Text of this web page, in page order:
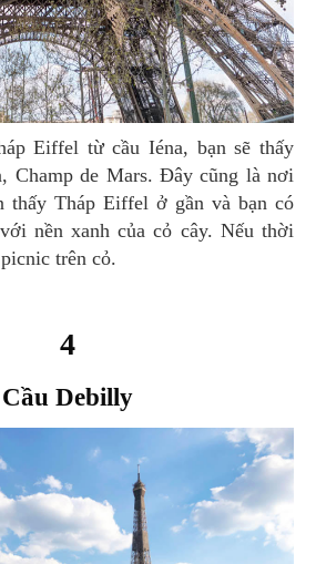
Champ de Mars. Đây cũng là nơi
thấy Tháp Eiffel ở gần và bạn có
nền xanh của cỏ cây. Nếu thời
trên cỏ.
4
Cầu Debilly